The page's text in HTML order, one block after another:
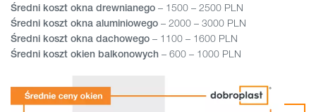
Średni koszt okna drewnianego – 1500 – 2500 PLN
Średni koszt okna aluminiowego – 2000 – 3000 PLN
Średni koszt okna dachowego – 1100 – 1600 PLN
Średni koszt okien balkonowych – 600 – 1000 PLN